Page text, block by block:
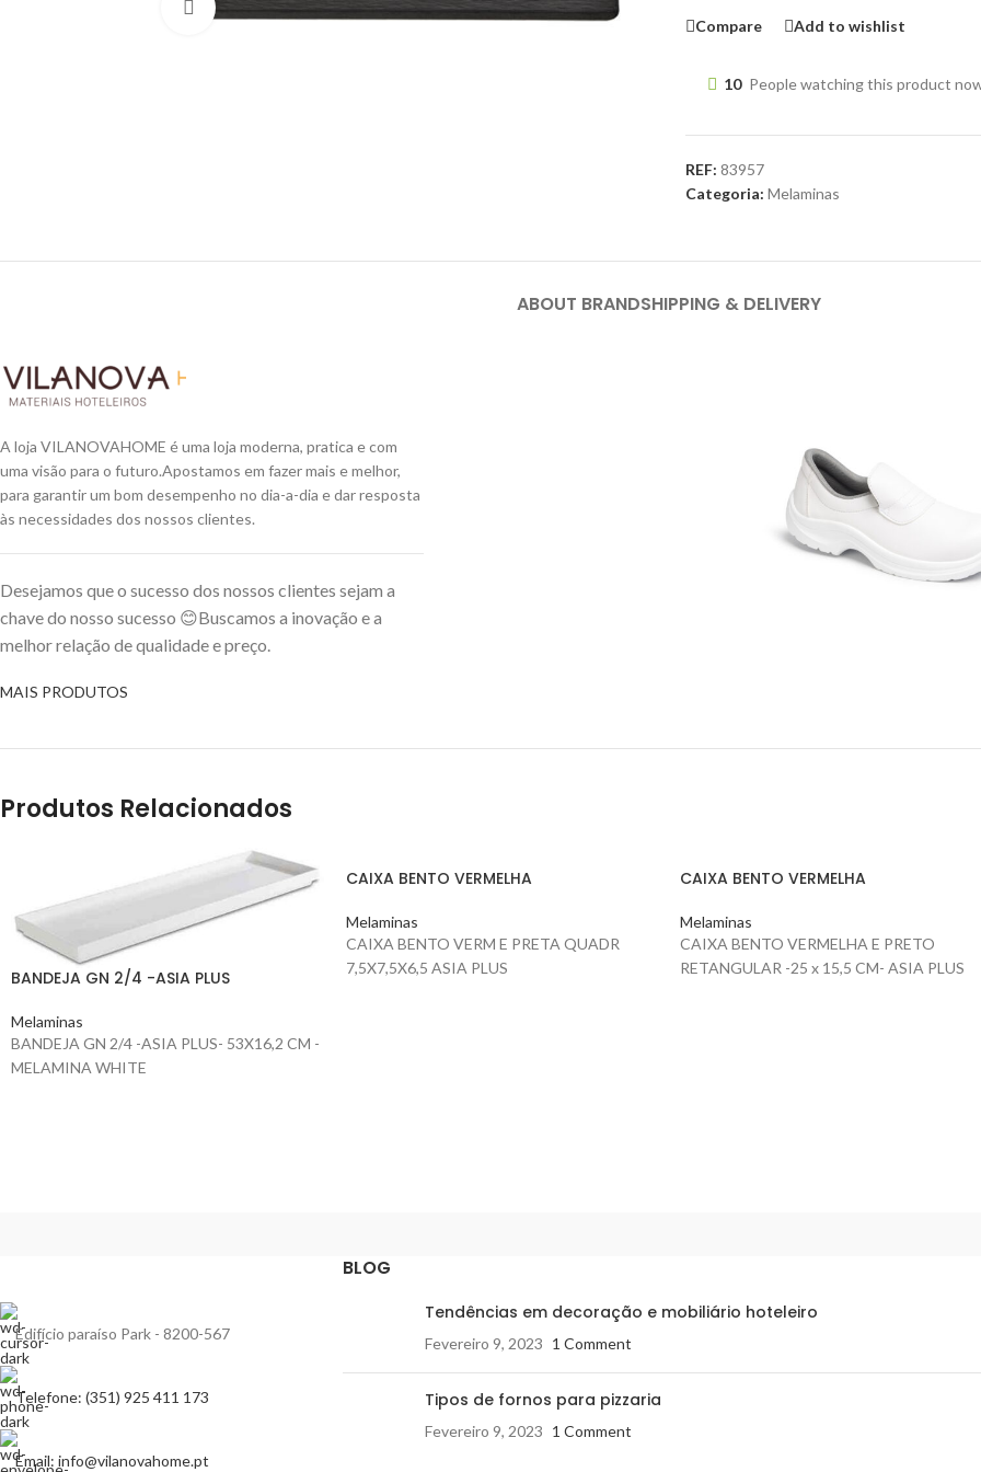
Click to enlarge
Compare Add to wishlist
10 People watching this product
REF: 83957
Categoria: Melaminas
ABOUT BRANDSHIPPING & DELIVERY
A loja VILANOVAHOME é uma loja moderna, pratica e com
uma visão para o futuro.Apostamos em fazer mais e melhor,
para garantir um bom desempenho no dia-a-dia e dar resposta
às necessidades dos nossos clientes.
Desejamos que o sucesso dos nossos clientes sejam a
chave do nosso sucesso 😊Buscamos a inovação e a
melhor relação de qualidade e preço.
MAIS PRODUTOS
Produtos Relacionados
BANDEJA GN 2/4 -ASIA PLUS
Melaminas
BANDEJA GN 2/4 -ASIA PLUS- 53X16,2 CM -
MELAMINA WHITE
CAIXA BENTO VERMELHA
Melaminas
CAIXA BENTO VERM E PRETA QUADR
7,5X7,5X6,5 ASIA PLUS
CAIXA BENTO VERMELHA
Melaminas
CAIXA BENTO VERMELHA E PRETO
RETANGULAR -25 x 15,5 CM- ASIA PLUS
Edifício paraíso Park - 8200-567
Telefone: (351) 925 411 173
Email: info@vilanovahome.pt
BLOG
Tendências em decoração e mobiliário hoteleiro
Fevereiro 9, 2023 1 Comment
Tipos de fornos para pizzaria
Fevereiro 9, 2023 1 Comment